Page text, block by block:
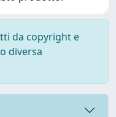
da copyright e
diversa